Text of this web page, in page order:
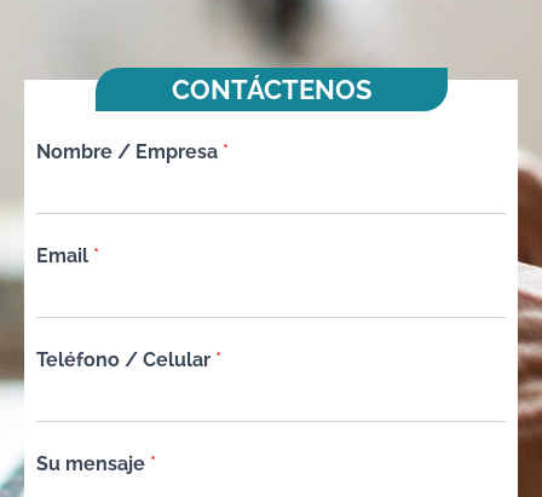
CONTÁCTENOS
Nombre / Empresa *
Email *
Teléfono / Celular *
Su mensaje *